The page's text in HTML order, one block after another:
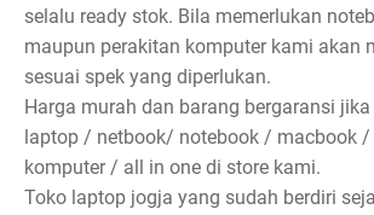
selalu ready stok. Bila memerlukan
maupun perakitan komputer kami akan
sesuai spek yang diperlukan.
Harga murah dan barang bergaransi
laptop / netbook/ notebook / macbook
komputer / all in one di store kami.
Toko laptop jogja yang sudah berdiri